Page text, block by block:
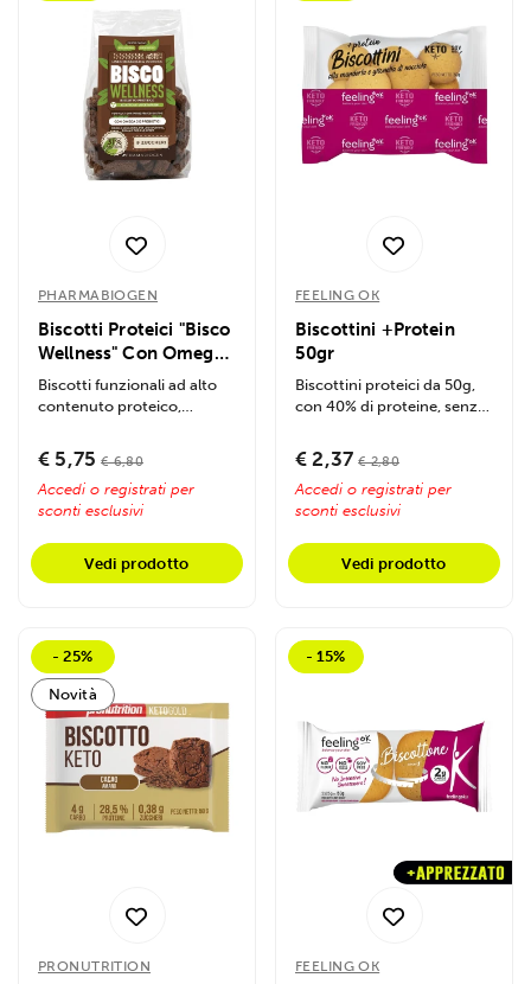
PHARMABIOGEN
Biscotti Proteici "Bisco
Wellness" Con Omega
3 e Prebiotici 200g
Biscotti funzionali ad alto
contenuto proteico,
regimi...
€ 5,75 € 6,80
Accedi o registrati per
sconti esclusivi
Vedi prodotto
FEELING OK
Biscottini +Protein
50gr
Biscottini proteici da 50g,
con 40% di proteine, senza
€ 2,37 € 2,80
Accedi o registrati per
sconti esclusivi
Vedi prodotto
- 25%
Novità
PRONUTRITION
- 15%
FEELING OK